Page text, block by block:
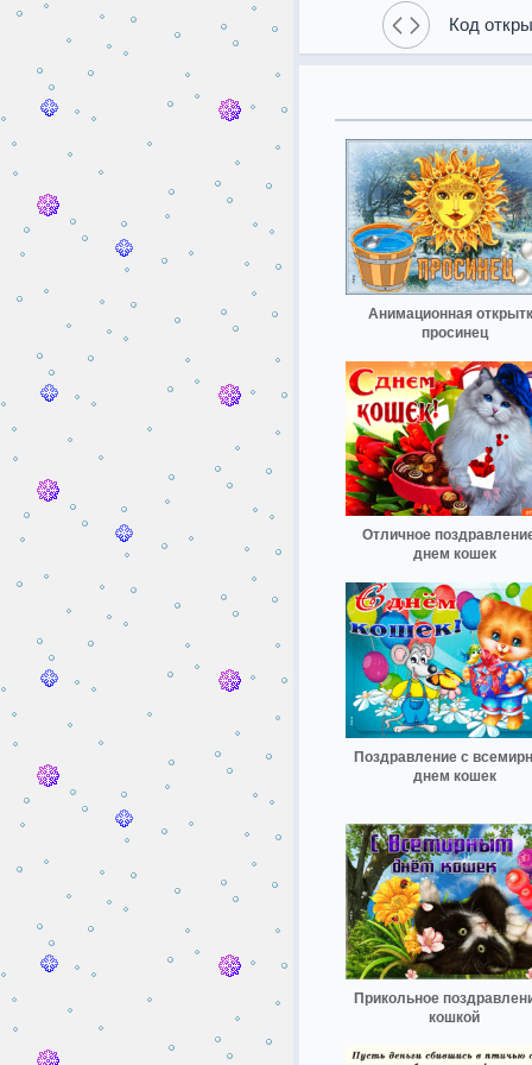
Код
Анимационная
просинец
Отличное
днем кошек
Поздравление с
днем кошек
Прикольное
кошкой